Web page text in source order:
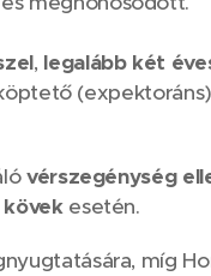
, legalább két
vérszegénység
kövekesetén.
míg